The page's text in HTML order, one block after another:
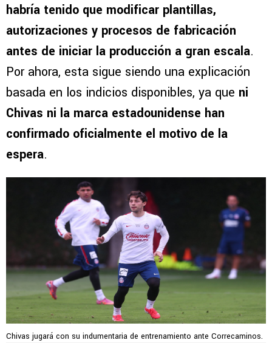
habría tenido que modificar plantillas,
autorizaciones y procesos de fabricación
antes de iniciar la producción a gran escala.
Por ahora, esta sigue siendo una explicación
basada en los indicios disponibles, ya que ni
Chivas ni la marca estadounidense han
confirmado oficialmente el motivo de la
espera.
Chivas jugará con su indumentaria de entrenamiento ante Correcaminos.